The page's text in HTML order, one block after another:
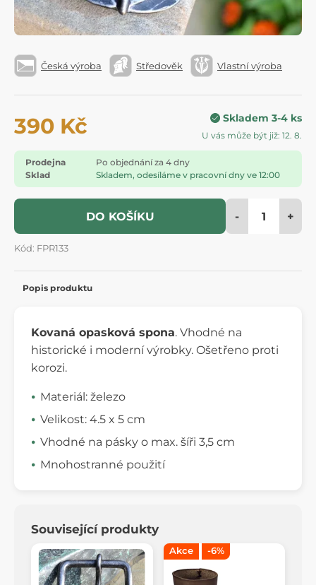
Česká výroba Středověk Vlastní výroba
390 Kč Skladem 3-4 ks
U vás může být již: 12. 8.
Prodejna
Po objednání za 4 dny
Sklad
Skladem, odesíláme v pracovní dny ve 12:00
DO KOŠÍKU - +
Kód: FPR133
Popis produktu
Kovaná opasková spona. Vhodné na
historické i moderní výrobky. Ošetřeno proti
korozi.
Materiál: železo
Velikost: 4.5 x 5 cm
Vhodné na pásky o max. šíři 3,5 cm
Mnohostranné použití
Související produkty
Akce -6%